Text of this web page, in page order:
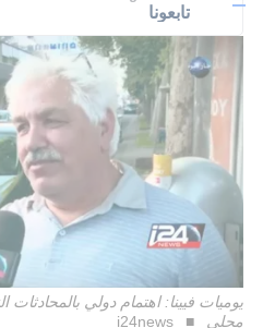
تابعونا
يوميات فيينا: اهتمام دولي بالمحادثات
محلي
i24news